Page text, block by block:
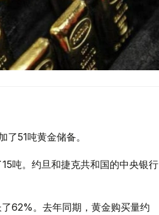
51吨黄金储备。
吨。约旦和捷克共和国的中央银行
62%。去年同期，黄金购买量约